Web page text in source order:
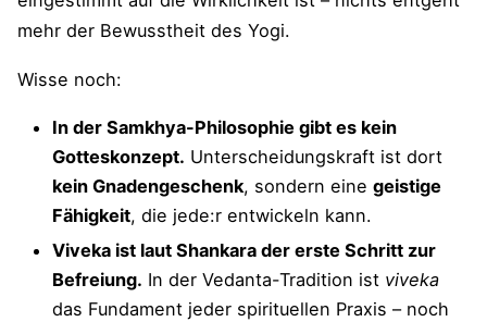
mehr der Bewusstheit des Yogi.
Wisse noch:
In der Samkhya-Philosophie gibt es kein
Gotteskonzept. Unterscheidungskraft ist dort
kein Gnadengeschenk, sondern eine geistige
Fähigkeit, die jede:r entwickeln kann.
Viveka ist laut Shankara der erste Schritt zur
Befreiung. In der Vedanta-Tradition ist viveka
das Fundament jeder spirituellen Praxis – noch